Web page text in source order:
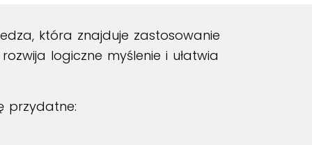
która znajduje zastosowanie
logiczne myślenie i ułatwia
przydatne: